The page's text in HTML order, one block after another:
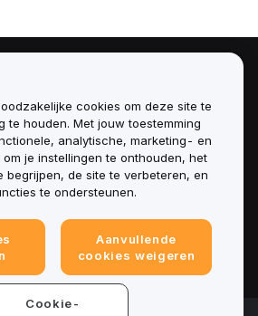
cookies om deze site te
te houden. Met jouw toestemming
analytische, marketing- en
je instellingen te onthouden, het
begrijpen, de site te verbeteren, en
te ondersteunen.
Aanvullende
cookies weigeren
Cookie-